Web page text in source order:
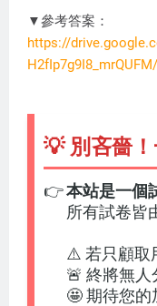
▼參考答案：
https://
💡 別吝嗇
本站是一個
👉
所有試卷皆
⚠️ 若只顧取
🚨 終將無人
🤩 期待您的